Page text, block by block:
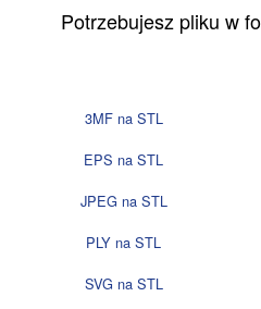
Potrzebujesz pliku w
3MF na STL
EPS na STL
JPEG na STL
PLY na STL
SVG na STL